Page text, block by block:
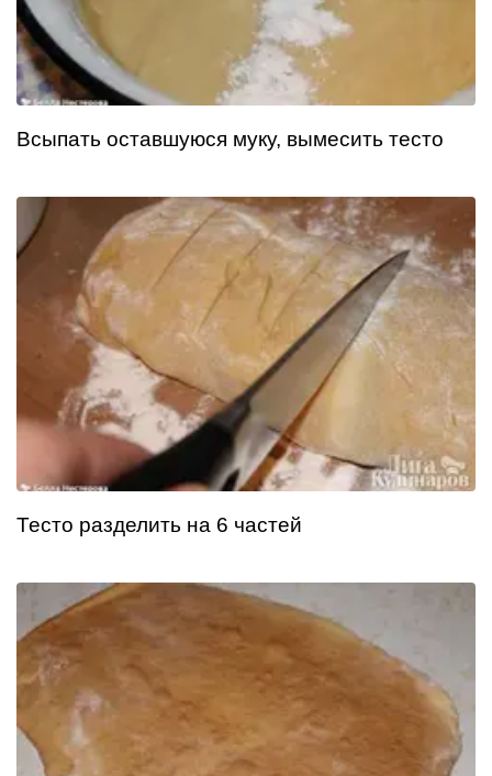
Всыпать оставшуюся муку, вымесить тесто
Тесто разделить на 6 частей